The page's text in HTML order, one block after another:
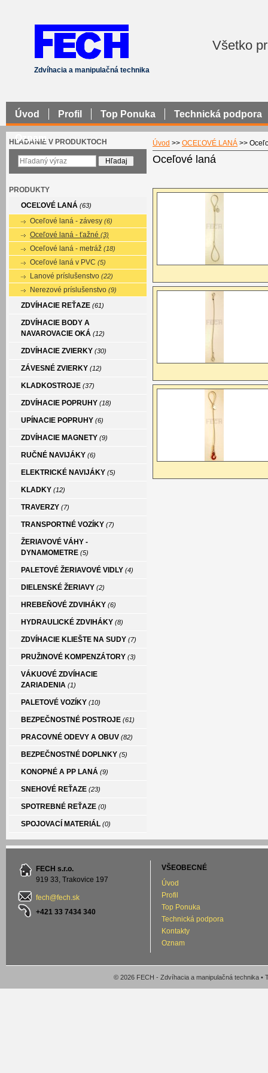
Zdvíhacia a manipulačná technika
Všetko
Úvod >> OCEĽOVÉ LANÁ >>
Oceľové laná
HĽADANIE V PRODUKTOCH
PRODUKTY
OCEĽOVÉ LANÁ (63)
Oceľové laná - závesy (6)
Oceľové laná - ťažné (3)
Oceľové laná - metráž (18)
Oceľové laná v PVC (5)
Lanové príslušenstvo (22)
Nerezové príslušenstvo (9)
ZDVÍHACIE REŤAZE (61)
ZDVÍHACIE BODY A
NAVAROVACIE OKÁ (12)
ZDVÍHACIE ZVIERKY (30)
ZÁVESNÉ ZVIERKY (12)
KLADKOSTROJE (37)
ZDVÍHACIE POPRUHY (18)
UPÍNACIE POPRUHY (6)
ZDVÍHACIE MAGNETY (9)
RUČNÉ NAVIJÁKY (6)
ELEKTRICKÉ NAVIJÁKY (5)
KLADKY (12)
TRAVERZY (7)
TRANSPORTNÉ VOZÍKY (7)
ŽERIAVOVÉ VÁHY -
DYNAMOMETRE (5)
PALETOVÉ ŽERIAVOVÉ VIDLY (4)
DIELENSKÉ ŽERIAVY (2)
HREBEŇOVÉ ZDVIHÁKY (6)
HYDRAULICKÉ ZDVIHÁKY (8)
ZDVÍHACIE KLIEŠTE NA SUDY (7)
PRUŽINOVÉ KOMPENZÁTORY (3)
VÁKUOVÉ ZDVÍHACIE
ZARIADENIA (1)
PALETOVÉ VOZÍKY (10)
BEZPEČNOSTNÉ POSTROJE (61)
PRACOVNÉ ODEVY A OBUV (82)
BEZPEČNOSTNÉ DOPLNKY (5)
KONOPNÉ A PP LANÁ (9)
SNEHOVÉ REŤAZE (23)
SPOTREBNÉ REŤAZE (0)
SPOJOVACÍ MATERIÁL (0)
FECH s.r.o.
919 33, Trakovice 197
fech@fech.sk
+421 33 7434 340
VŠEOBECNÉ
Úvod
Profil
Top Ponuka
Technická podpora
Kontakty
Oznam
© 2026 FECH - Zdvíhacia a manipulačná technika •
Úvod Profil Top Ponuka Technická podpora
Oznam